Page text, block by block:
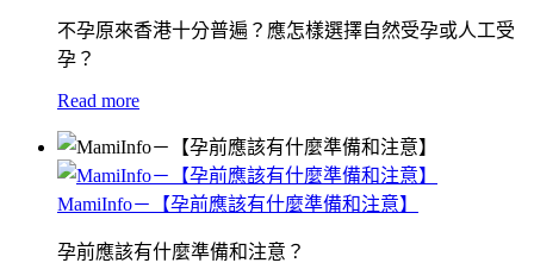
不孕原來香港十分普遍？應怎樣選擇自然受孕或人工受
孕？
Read more
MamiInfo－【孕前應該有什麼準備和注意】
孕前應該有什麼準備和注意？